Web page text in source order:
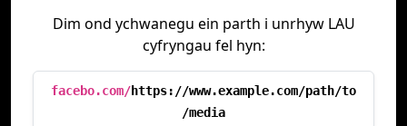
Dim ond ychwanegu ein parth i unrhyw LAU
cyfryngau fel hyn:
facebo.com/https://www.example.com/path/to
/media